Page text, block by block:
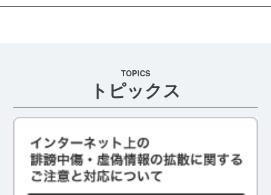
TOPICS
トピックス